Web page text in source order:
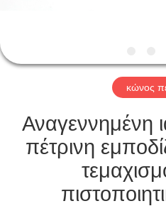
ΜΑΣ
ΕΛΆΤΕ
ΕΠΑΦΉ
ΜΕ
ΖΗΤΉΣΤΕ
κώνος
Αναγεννημένη
πέτρινη